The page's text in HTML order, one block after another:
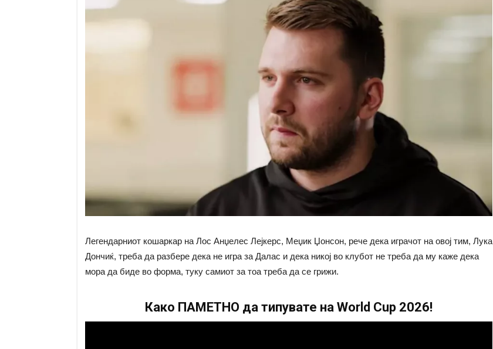
Легендарниот кошаркар на Лос Анџелес Лејкерс, Меџик Џонсон, рече дека играчот на овој тим, Лука
Дончиќ, треба да разбере дека не игра за Далас и дека никој во клубот не треба да му каже дека
мора да биде во форма, туку самиот за тоа треба да се грижи.
Како ПАМЕТНО да типувате на World Cup 2026!